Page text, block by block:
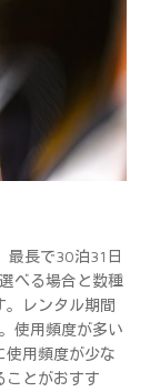
最長で30泊31日
べる場合と数種
レンタル期間
使用頻度が多い
使用頻度が少な
ことがおすす